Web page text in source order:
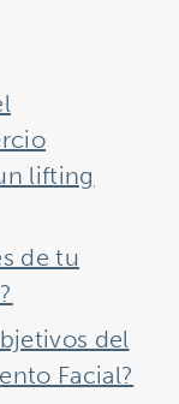
lifting
de tu
del
Facial?